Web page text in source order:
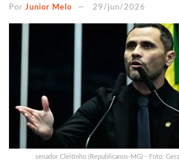
Por Junior Melo 29/jun/2026
senador Cleitinho (Republicanos-MG) - Foto: